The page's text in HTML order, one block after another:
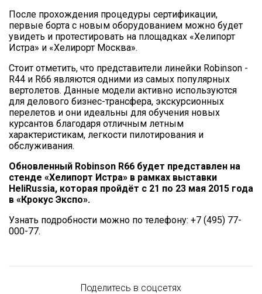
После прохождения процедуры сертификации,
первые борта с новым оборудованием можно будет
увидеть и протестировать на площадках «Хелипорт
Истра» и «Хелирорт Москва».
Стоит отметить, что представители линейки Robinson -
R44 и R66 являются одними из самых популярных
вертолетов. Данные модели активно используются
для делового бизнес-трансфера, экскурсионных
перелетов и они идеальны для обучения новых
курсантов благодаря отличным летным
характеристикам, легкости пилотирования и
обслуживания.
Обновленный Robinson R66 будет представлен на
стенде «Хелипорт Истра» в рамках выставки
HeliRussia, которая пройдёт с 21 по 23 мая 2015 года
в «Крокус Экспо».
Узнать подробности можно по телефону: +7 (495) 77-
000-77.
Поделитесь в соцсетях